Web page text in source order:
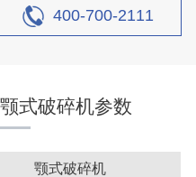
400-700-2111
式破碎机参数
颚式破碎机